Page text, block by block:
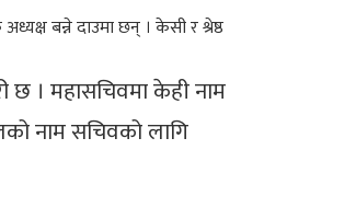
बन्ने दाउमा छन् । केसी र श्रेष्ठ
छ । महासचिवमा केही नाम
नाम सचिवको लागि